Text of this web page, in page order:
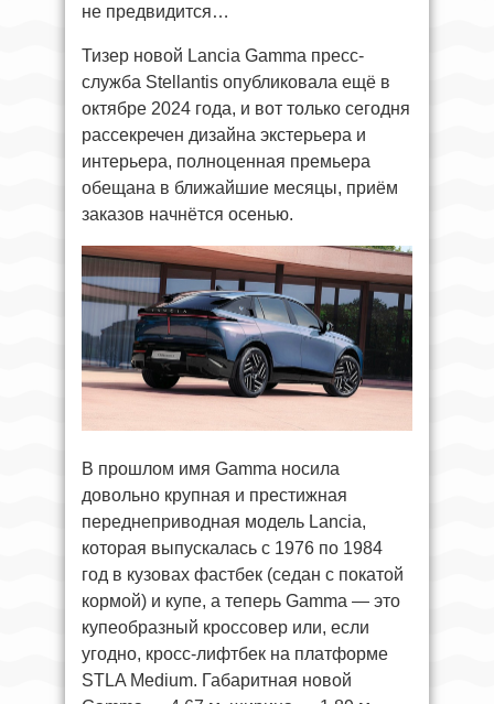
не предвидится…
Тизер новой Lancia Gamma пресс-
служба Stellantis опубликовала ещё в
октябре 2024 года, и вот только сегодня
рассекречен дизайна экстерьера и
интерьера, полноценная премьера
обещана в ближайшие месяцы, приём
заказов начнётся осенью.
В прошлом имя Gamma носила
довольно крупная и престижная
переднеприводная модель Lancia,
которая выпускалась с 1976 по 1984
год в кузовах фастбек (седан с покатой
кормой) и купе, а теперь Gamma — это
купеобразный кроссовер или, если
угодно, кросс-лифтбек на платформе
STLA Medium. Габаритная новой